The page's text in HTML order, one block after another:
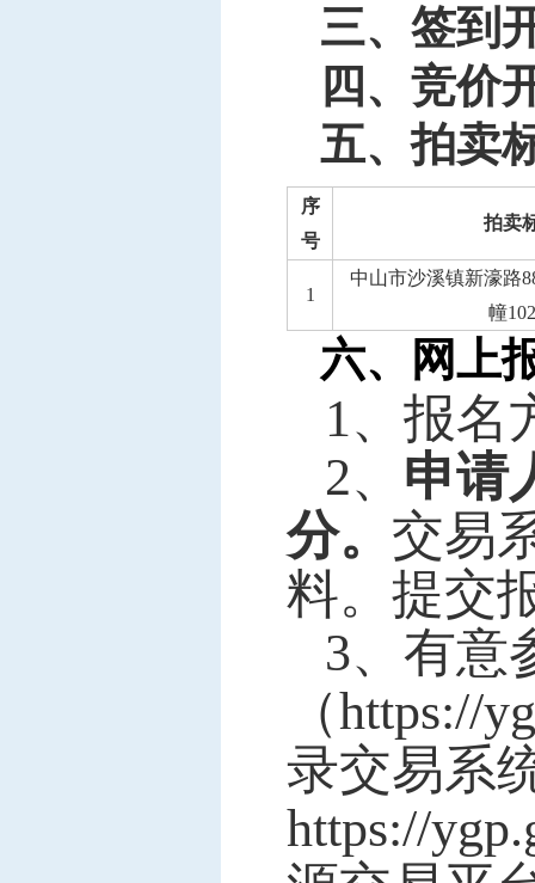
三、签到
四、竞价
五、拍卖
序
号
拍卖
1
中山市沙溪镇新濠路
幢
六、网上
1、报名
2、 申请
分。 交易
料。提交
3、有意
（https://
录交易系
https://